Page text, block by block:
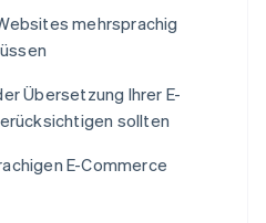
mehrsprachig
Übersetzung Ihrer E-
sollten
E-Commerce